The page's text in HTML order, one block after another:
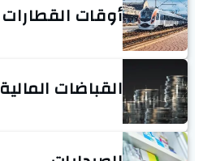
أوقات القطارات
القباضات المالية